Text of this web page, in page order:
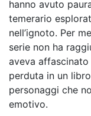
hanno avuto
temerario
nell’ignoto. Per
serie non ha
aveva
perduta in un
personaggi che
emotivo.